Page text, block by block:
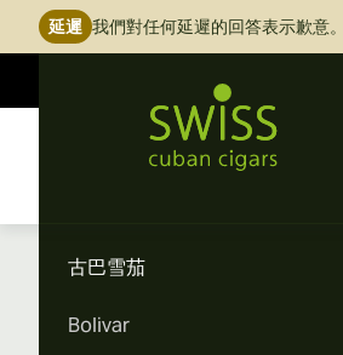
延遲 我們對任何延遲的回答表示歉意。
古巴雪茄
Bolivar